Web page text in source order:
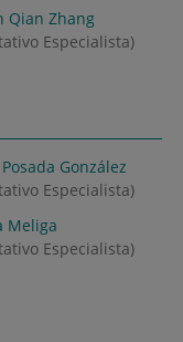
Qian Zhang
Especialista)
González
Especialista)
Meliga
Especialista)